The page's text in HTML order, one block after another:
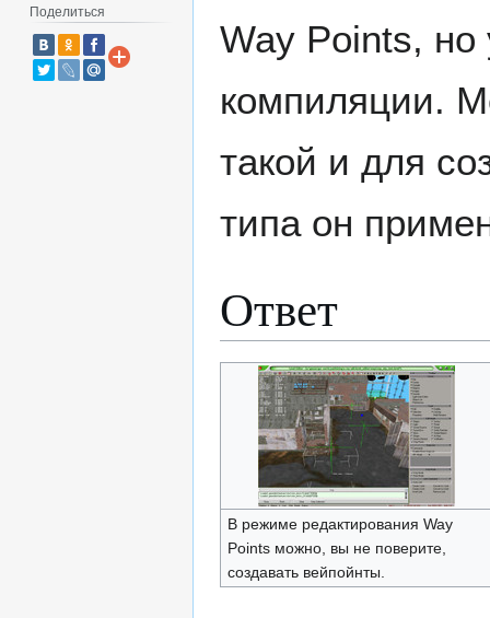
Way Points, но
компиляции.
такой и для
типа он
Ответ
В режиме редактирования Way
Points можно, вы не поверите,
создавать вейпойнты.
Поделиться